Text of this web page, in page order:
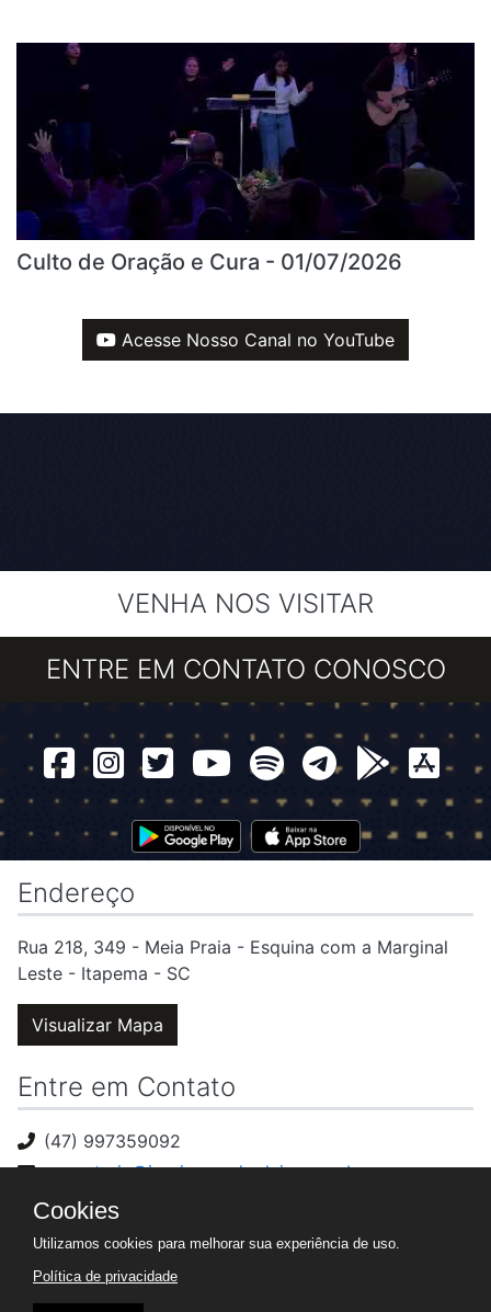
Culto de Oração e Cura - 01/07/2026
Acesse Nosso Canal no YouTube
VENHA NOS VISITAR
ENTRE EM CONTATO CONOSCO
Endereço
Rua 218, 349 - Meia Praia - Esquina com a Marginal
Leste - Itapema - SC
Visualizar Mapa
Entre em Contato
(47) 997359092
secretaria@igrejacasadooleiro.com.br
Formulário de Direito dos Titulares
Cookies
Utilizamos cookies para melhorar sua experiência de uso.
Política de privacidade